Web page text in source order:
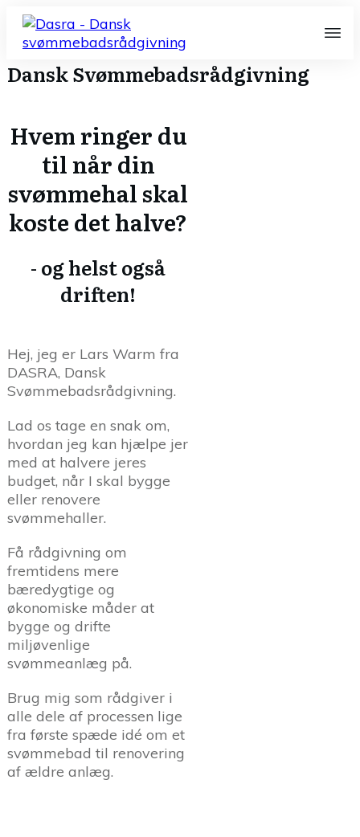
Dansk Svømmebadsrådgivning
Hvem ringer du
til når din
svømmehal skal
koste det halve?
- og helst også
driften!
Hej, jeg er Lars Warm fra
DASRA, Dansk
Svømmebadsrådgivning.
Lad os tage en snak om,
hvordan jeg kan hjælpe jer
med at halvere jeres
budget, når I skal bygge
eller renovere
svømmehaller.
Få rådgivning om
fremtidens mere
bæredygtige og
økonomiske måder at
bygge og drifte
miljøvenlige
svømmeanlæg på.
Brug mig som rådgiver i
alle dele af processen lige
fra første spæde idé om et
svømmebad til renovering
af ældre anlæg.